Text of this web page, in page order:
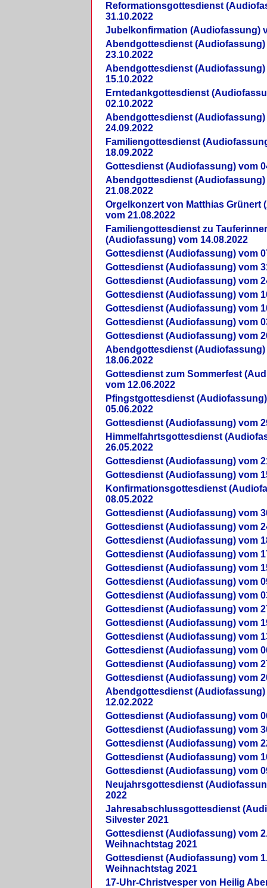
Reformationsgottesdienst
31.10.2022
Jubelkonfirmation (Audiofassung)
Abendgottesdienst (Audiofassung)
23.10.2022
Abendgottesdienst (Audiofassung)
15.10.2022
Erntedankgottesdienst
02.10.2022
Abendgottesdienst (Audiofassung)
24.09.2022
Familiengottesdienst
18.09.2022
Gottesdienst (Audiofassung) vom
Abendgottesdienst (Audiofassung)
21.08.2022
Orgelkonzert von Matthias Grünert
vom 21.08.2022
Familiengottesdienst zu
(Audiofassung) vom 14.08.2022
Gottesdienst (Audiofassung) vom
Gottesdienst (Audiofassung) vom
Gottesdienst (Audiofassung) vom
Gottesdienst (Audiofassung) vom
Gottesdienst (Audiofassung) vom
Gottesdienst (Audiofassung) vom
Gottesdienst (Audiofassung) vom
Abendgottesdienst (Audiofassung)
18.06.2022
Gottesdienst zum Sommerfest
vom 12.06.2022
Pfingstgottesdienst
05.06.2022
Gottesdienst (Audiofassung) vom
Himmelfahrtsgottesdienst
26.05.2022
Gottesdienst (Audiofassung) vom
Gottesdienst (Audiofassung) vom
Konfirmationsgottesdienst
08.05.2022
Gottesdienst (Audiofassung) vom
Gottesdienst (Audiofassung) vom
Gottesdienst (Audiofassung) vom
Gottesdienst (Audiofassung) vom
Gottesdienst (Audiofassung) vom
Gottesdienst (Audiofassung) vom
Gottesdienst (Audiofassung) vom
Gottesdienst (Audiofassung) vom
Gottesdienst (Audiofassung) vom
Gottesdienst (Audiofassung) vom
Gottesdienst (Audiofassung) vom
Gottesdienst (Audiofassung) vom
Gottesdienst (Audiofassung) vom
Abendgottesdienst (Audiofassung)
12.02.2022
Gottesdienst (Audiofassung) vom
Gottesdienst (Audiofassung) vom
Gottesdienst (Audiofassung) vom
Gottesdienst (Audiofassung) vom
Gottesdienst (Audiofassung) vom
Neujahrsgottesdienst
2022
Jahresabschlussgottesdienst
Silvester 2021
Gottesdienst (Audiofassung) vom
Weihnachtstag 2021
Gottesdienst (Audiofassung) vom
Weihnachtstag 2021
17-Uhr-Christvesper von Heilig